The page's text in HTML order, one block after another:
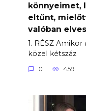
könnyeimet,
eltűnt,
valóban
1. RÉSZ
közel kétszáz
0 459